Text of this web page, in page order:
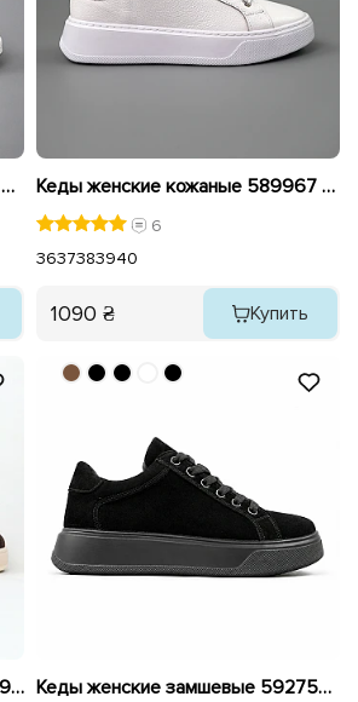
Кеды женские кожаные 594241 Белые Кеды женские кожаные 589967 Белые
6
3637383940
1090 ₴ Купить
Кеды женские замшевые 596169 Коричневые Кеды женские замшевые 592755 Черные